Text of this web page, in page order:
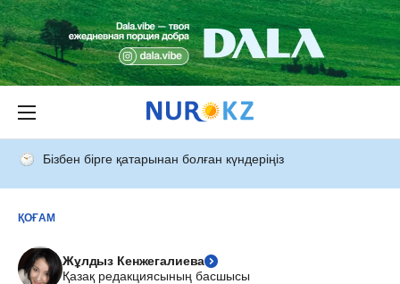
Бізбен бірге қатарынан болған күндеріңіз
ҚОҒАМ
Жұлдыз Кенжегалиева
Қазақ редакциясының басшысы